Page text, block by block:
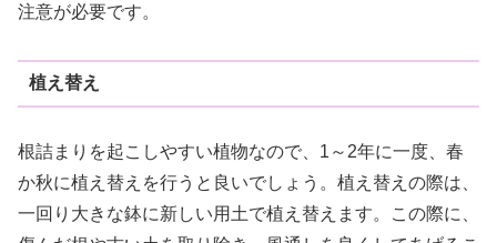
注意が必要です。
植え替え
根詰まりを起こしやすい植物なので、1～2年に一度、春
か秋に植え替えを行うと良いでしょう。植え替えの際は、
一回り大きな鉢に新しい用土で植え替えます。この際に、